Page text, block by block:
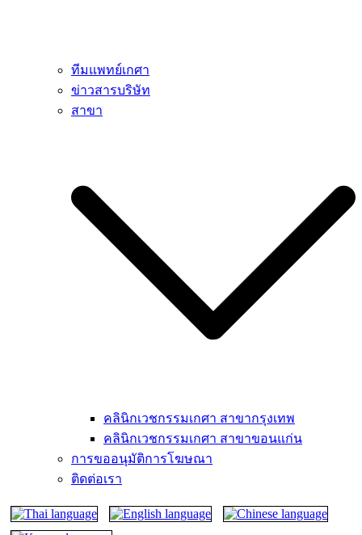
ทีมแพทย์เกศา
ข่าวสารบริษัท
สาขา
คลินิกเวชกรรมเกศา สาขากรุงเทพ
คลินิกเวชกรรมเกศา สาขาขอนแก่น
การขออนุมัติการโฆษณา
ติดต่อเรา